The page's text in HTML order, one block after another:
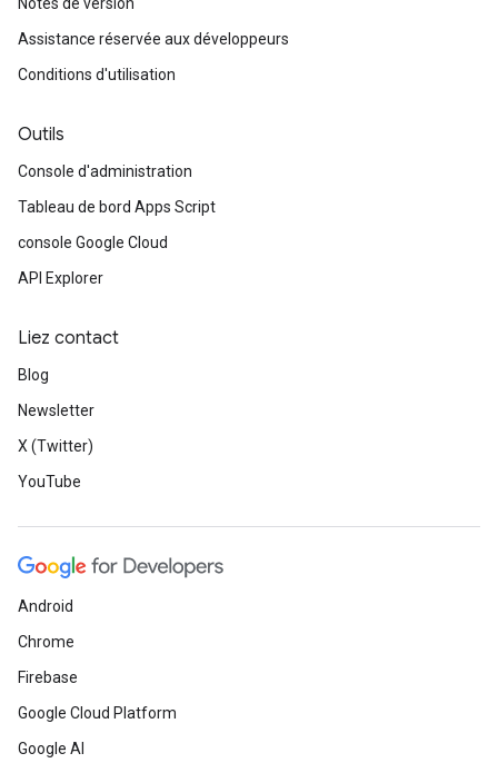
Assistance réservée aux développeurs
Conditions d'utilisation
Outils
Console d'administration
Tableau de bord Apps Script
console Google Cloud
API Explorer
Liez contact
Blog
Newsletter
X (Twitter)
YouTube
Android
Chrome
Firebase
Google Cloud Platform
Google AI